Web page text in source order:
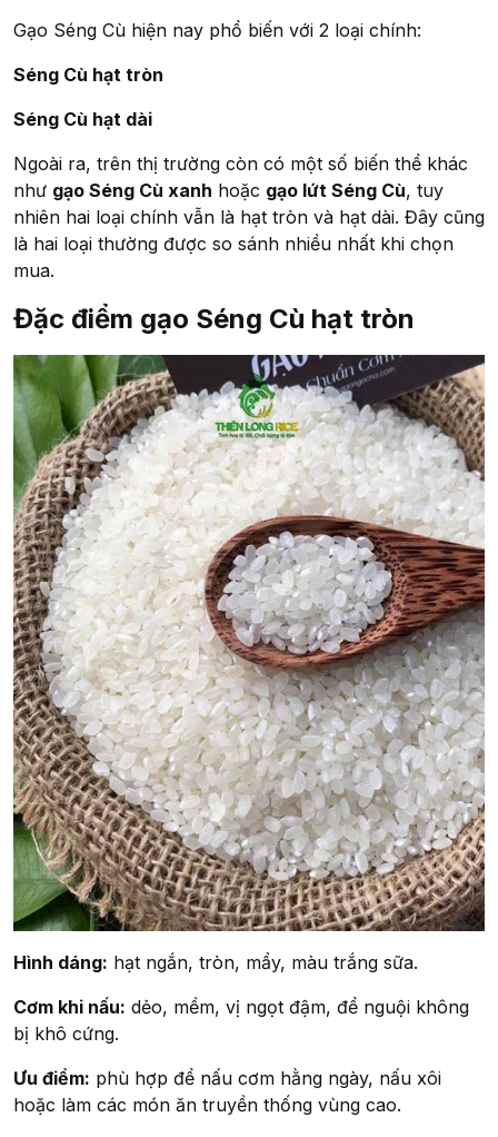
Gạo Séng Cù hiện nay phổ biến với 2 loại chính:
Séng Cù hạt tròn
Séng Cù hạt dài
Ngoài ra, trên thị trường còn có một số biến thể khác
như gạo Séng Cù xanh hoặc gạo lứt Séng Cù, tuy
nhiên hai loại chính vẫn là hạt tròn và hạt dài. Đây cũng
là hai loại thường được so sánh nhiều nhất khi chọn
mua.
Đặc điểm gạo Séng Cù hạt tròn
Hình dáng: hạt ngắn, tròn, mẩy, màu trắng sữa.
Cơm khi nấu: dẻo, mềm, vị ngọt đậm, để nguội không
bị khô cứng.
Ưu điểm: phù hợp để nấu cơm hằng ngày, nấu xôi
hoặc làm các món ăn truyền thống vùng cao.